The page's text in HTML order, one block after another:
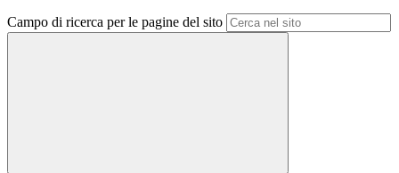
Campo di ricerca per le pagine del sito